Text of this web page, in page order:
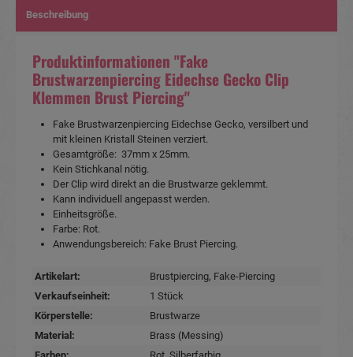
Beschreibung
Produktinformationen "Fake
Brustwarzenpiercing Eidechse Gecko Clip
Klemmen Brust Piercing"
Fake Brustwarzenpiercing Eidechse Gecko, versilbert und
mit kleinen Kristall Steinen verziert.
Gesamtgröße: 37mm x 25mm.
Kein Stichkanal nötig.
Der Clip wird direkt an die Brustwarze geklemmt.
Kann individuell angepasst werden.
Einheitsgröße.
Farbe: Rot.
Anwendungsbereich: Fake Brust Piercing.
Artikelart: Brustpiercing, Fake-Piercing
Verkaufseinheit:
1 Stück
Körperstelle:
Brustwarze
Material:
Brass (Messing)